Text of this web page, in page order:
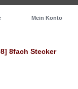
Mein Konto
8fach Stecker